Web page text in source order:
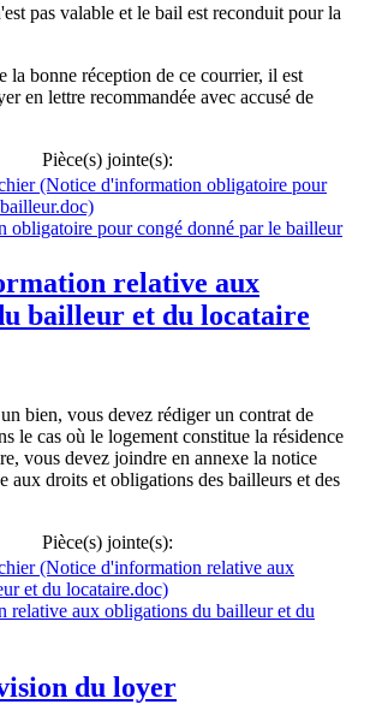
pas valable et le bail est reconduit pour la
la bonne réception de ce courrier, il est
en lettre recommandée avec accusé de
Pièce(s) jointe(s):
obligatoire pour congé donné par le bailleur
relative aux
bailleur et du locataire
bien, vous devez rédiger un contrat de
le cas où le logement constitue la résidence
vous devez joindre en annexe la notice
aux droits et obligations des bailleurs et des
Pièce(s) jointe(s):
relative aux obligations du bailleur et du
du loyer